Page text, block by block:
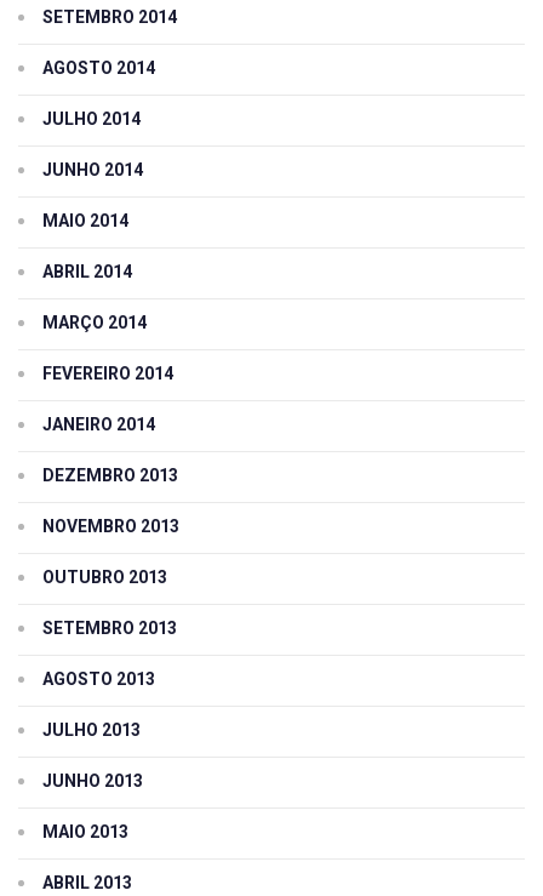
SETEMBRO 2014
AGOSTO 2014
JULHO 2014
JUNHO 2014
MAIO 2014
ABRIL 2014
MARÇO 2014
FEVEREIRO 2014
JANEIRO 2014
DEZEMBRO 2013
NOVEMBRO 2013
OUTUBRO 2013
SETEMBRO 2013
AGOSTO 2013
JULHO 2013
JUNHO 2013
MAIO 2013
ABRIL 2013